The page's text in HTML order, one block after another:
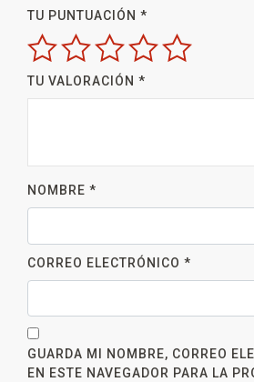
TU PUNTUACIÓN *
TU VALORACIÓN *
NOMBRE *
CORREO ELECTRÓNICO *
GUARDA MI NOMBRE, CORREO
EN ESTE NAVEGADOR PARA LA